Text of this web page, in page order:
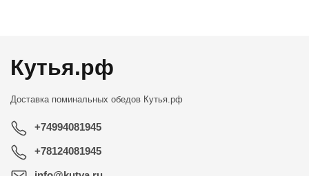
Кутья.рф
Доставка поминальных обедов Кутья.рф
+74994081945
+78124081945